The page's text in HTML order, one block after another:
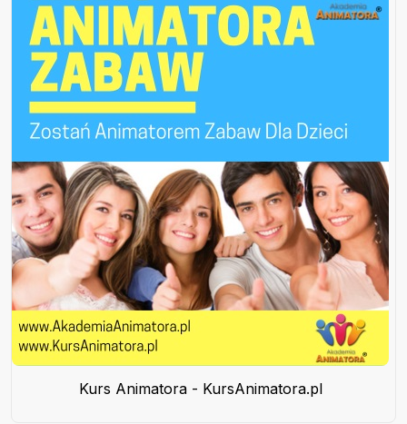
Kurs Animatora - KursAnimatora.pl